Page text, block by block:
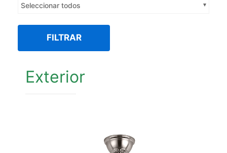
Seleccionar todos
FILTRAR
Exterior